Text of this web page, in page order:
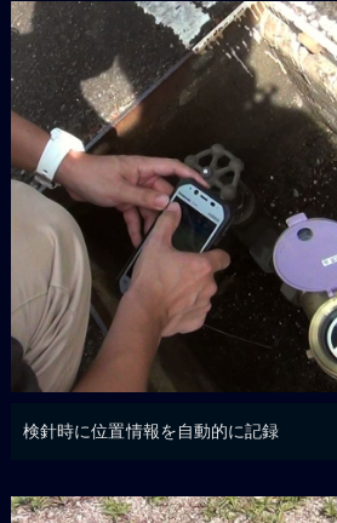
検針時に位置情報を自動的に記録